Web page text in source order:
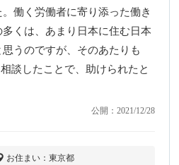
働く労働者に寄り添った働き
くは、あまり日本に住む日本
うのですが、そのあたりも
談したことで、助けられたと
公開：2021/12/28
お住まい：東京都